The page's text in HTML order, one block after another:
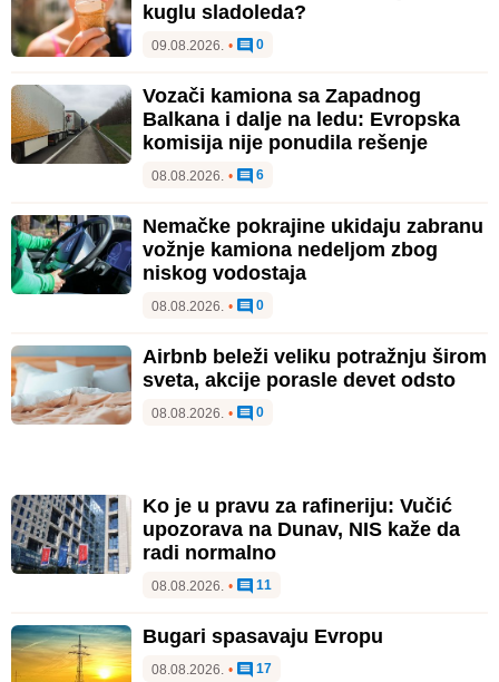
kuglu sladoleda?
09.08.2026. • 0
Vozači kamiona sa Zapadnog
Balkana i dalje na ledu: Evropska
komisija nije ponudila rešenje
08.08.2026. • 6
Nemačke pokrajine ukidaju zabranu
vožnje kamiona nedeljom zbog
niskog vodostaja
08.08.2026. • 0
Airbnb beleži veliku potražnju širom
sveta, akcije porasle devet odsto
08.08.2026. • 0
Ko je u pravu za rafineriju: Vučić
upozorava na Dunav, NIS kaže da
radi normalno
08.08.2026. • 11
Bugari spasavaju Evropu
08.08.2026. • 17